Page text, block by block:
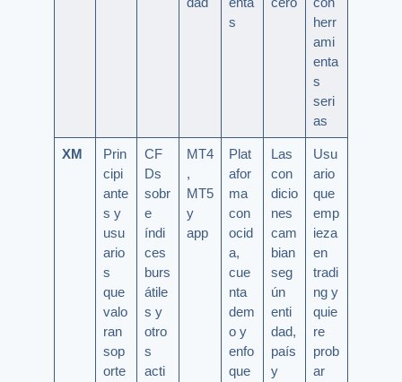
s
herr
ami
enta
s
seri
as
XM
Prin
cipi
ante
s y
usu
ario
s
que
valo
ran
sop
orte
CF
Ds
sobr
e
índi
ces
burs
átile
s y
otro
s
acti
MT4
,
MT5
y
app
Plat
afor
ma
con
ocid
a,
cue
nta
dem
o y
enfo
que
Las
con
dicio
nes
cam
bian
seg
ún
enti
dad,
país
y
Usu
ario
que
emp
ieza
en
tradi
ng y
quie
re
prob
ar